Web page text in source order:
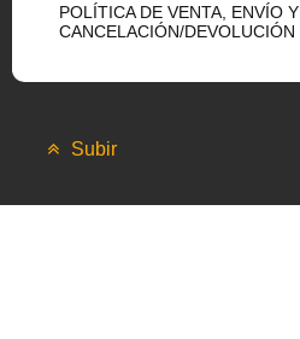
POLÍTICA DE VENTA, ENVÍO Y
CANCELACIÓN/DEVOLUCIÓN
Subir